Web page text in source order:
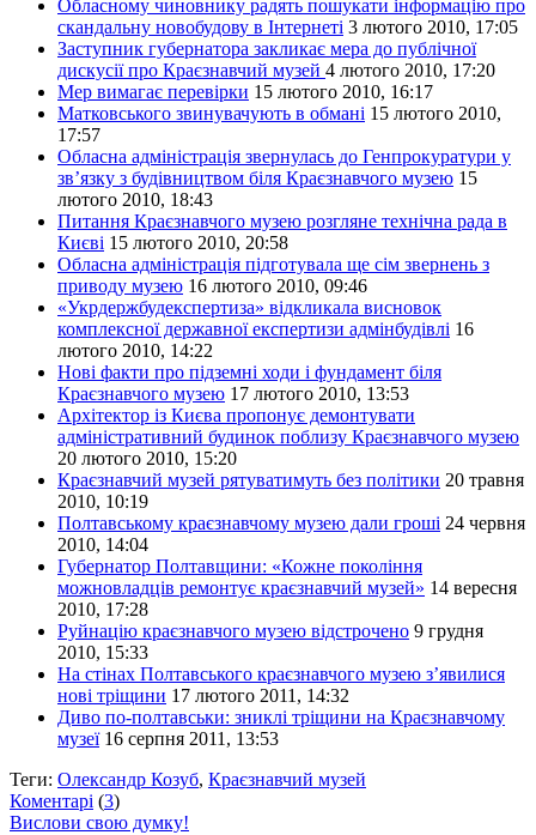
Обласному чиновнику радять пошукати інформацію про
скандальну новобудову в Інтернеті 3 лютого 2010, 17:05
Заступник губернатора закликає мера до публічної
дискусії про Краєзнавчий музей 4 лютого 2010, 17:20
Мер вимагає перевірки 15 лютого 2010, 16:17
Матковського звинувачують в обмані 15 лютого 2010,
17:57
Обласна адміністрація звернулась до Генпрокуратури у
зв’язку з будівництвом біля Краєзнавчого музею 15
лютого 2010, 18:43
Питання Краєзнавчого музею розгляне технічна рада в
Києві 15 лютого 2010, 20:58
Обласна адміністрація підготувала ще сім звернень з
приводу музею 16 лютого 2010, 09:46
«Укрдержбудекспертиза» відкликала висновок
комплексної державної експертизи адмінбудівлі 16
лютого 2010, 14:22
Нові факти про підземні ходи і фундамент біля
Краєзнавчого музею 17 лютого 2010, 13:53
Архітектор із Києва пропонує демонтувати
адміністративний будинок поблизу Краєзнавчого музею
20 лютого 2010, 15:20
Краєзнавчий музей рятуватимуть без політики 20 травня
2010, 10:19
Полтавському краєзнавчому музею дали гроші 24 червня
2010, 14:04
Губернатор Полтавщини: «Кожне покоління
можновладців ремонтує краєзнавчий музей» 14 вересня
2010, 17:28
Руйнацію краєзнавчого музею відстрочено 9 грудня
2010, 15:33
На стінах Полтавського краєзнавчого музею з’явилися
нові тріщини 17 лютого 2011, 14:32
Диво по-полтавськи: зниклі тріщини на Краєзнавчому
музеї 16 серпня 2011, 13:53
Теги: Олександр Козуб, Краєзнавчий музей
Коментарі (3)
Вислови свою думку!